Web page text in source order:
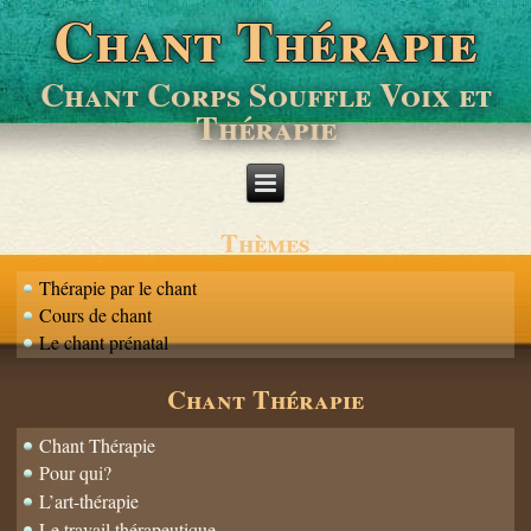
Chant Thérapie
Chant Corps Souffle Voix et
Thérapie
Thèmes
Thérapie par le chant
Cours de chant
Le chant prénatal
Chant Thérapie
Chant Thérapie
Pour qui?
L’art-thérapie